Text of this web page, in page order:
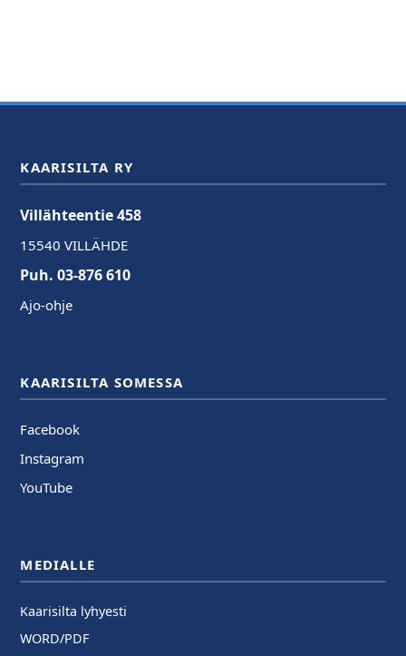
KAARISILTA RY
Villähteentie 458
15540 VILLÄHDE
Puh. 03-876 610
Ajo-ohje
KAARISILTA SOMESSA
Facebook
Instagram
YouTube
MEDIALLE
Kaarisilta lyhyesti
WORD/PDF